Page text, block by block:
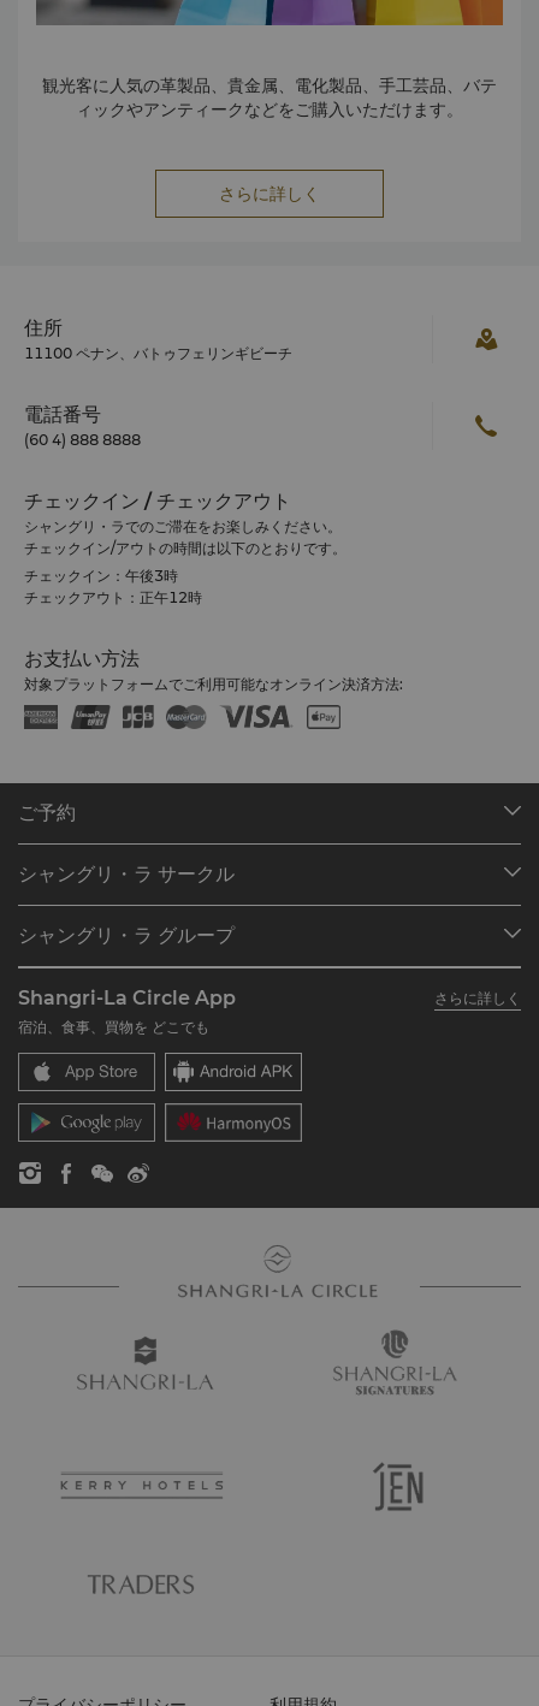
観光客に人気の革製品、貴金属、電化製品、手工芸品、バテ
ィックやアンティークなどをご購入いただけます。
さらに詳しく
住所
11100 ペナン、バトゥフェリンギビーチ
電話番号
(60 4) 888 8888
チェックイン / チェックアウト
シャングリ・ラでのご滞在をお楽しみください。
チェックイン/アウトの時間は以下のとおりです。
チェックイン：午後3時
チェックアウト：正午12時
お支払い方法
対象プラットフォームでご利用可能なオンライン決済方法:
ご予約
ご予約の検索
レストラン＆バー
シャングリ・ラ サークル
シャングリ・ラ サークルに入会
よくあるお問合せや質問
SLCに関するお問い合わせ
シャングリ・ラ グループ
シャングリ・ラ ブランド
シャングリ・ラ センター
レジデンス
お問い合わせ
採用情報
企業の社会的責任
ニュース
Shangri-La Circle App
さらに詳しく
宿泊、食事、買物を どこでも